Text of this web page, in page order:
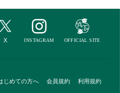
じめての方へ 会員規約 利用規約